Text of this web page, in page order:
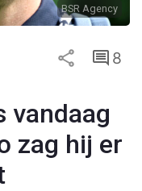
BSR Agency
8
vandaag
zag hij er